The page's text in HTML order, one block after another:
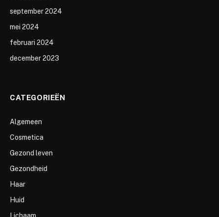
september 2024
mei 2024
februari 2024
december 2023
CATEGORIEËN
Algemeen
Cosmetica
Gezond leven
Gezondheid
Haar
Huid